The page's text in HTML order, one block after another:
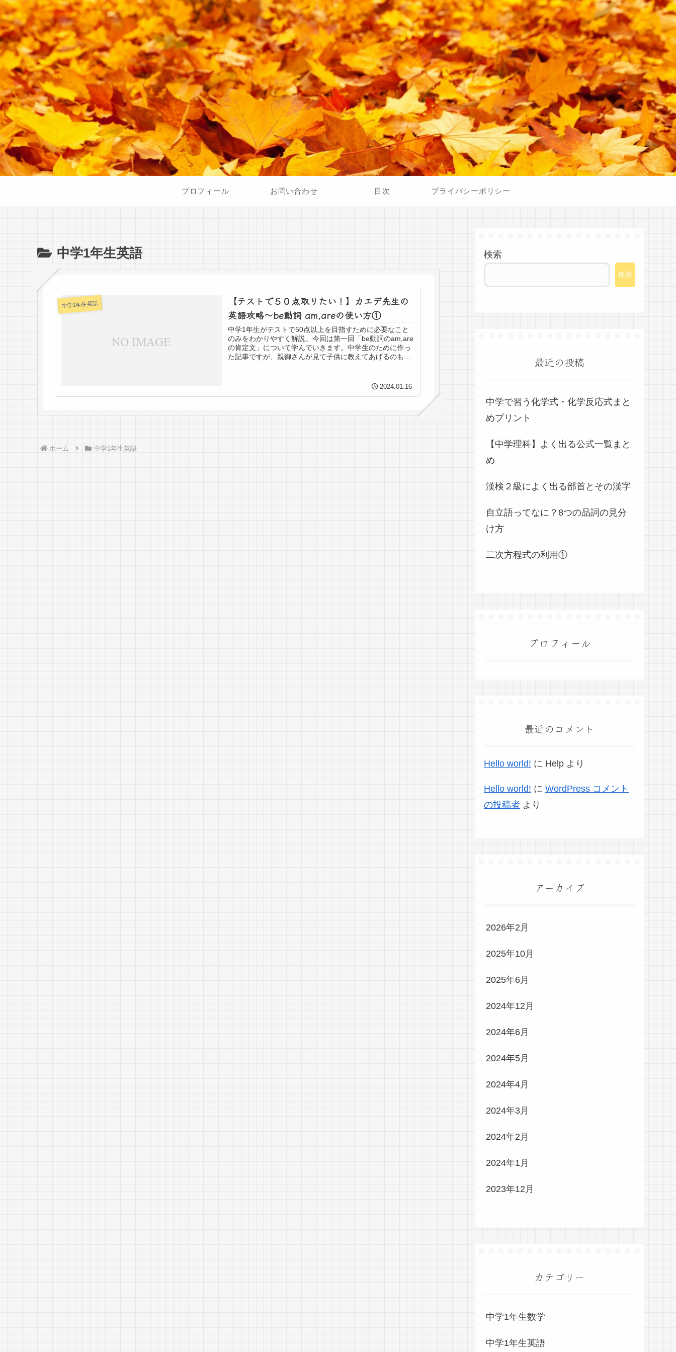
プロフィール お問い合わせ 目次 プライバシーポリシー
中学1年生英語
中学1年生英語
【テストで５０点取りたい！】カエデ先生の
英語攻略～be動詞 am,areの使い方①
中学1年生がテストで50点以上を目指すために必要なこと
のみをわかりやすく解説。今回は第一回「be動詞のam,are
の肯定文」について学んでいきます。中学生のために作っ
た記事ですが、親御さんが見て子供に教えてあげるのも、
2024.01.16
ホーム 中学1年生英語
検索
検索
最近の投稿
中学で習う化学式・化学反応式まと
めプリント
【中学理科】よく出る公式一覧まと
め
漢検２級によく出る部首とその漢字
自立語ってなに？8つの品詞の見分
け方
二次方程式の利用①
プロフィール
最近のコメント
Hello world! に Help より
Hello world! に WordPress コメント
の投稿者 より
アーカイブ
2026年2月
2025年10月
2025年6月
2024年12月
2024年6月
2024年5月
2024年4月
2024年3月
2024年2月
2024年1月
2023年12月
カテゴリー
中学1年生数学
中学1年生英語